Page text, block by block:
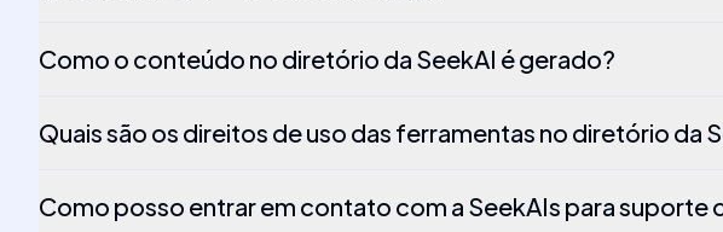
Como o conteúdo no diretório da SeekAI é gerado?
Quais são os direitos de uso das ferramentas no diretório da
Como posso entrar em contato com a SeekAIs para suporte